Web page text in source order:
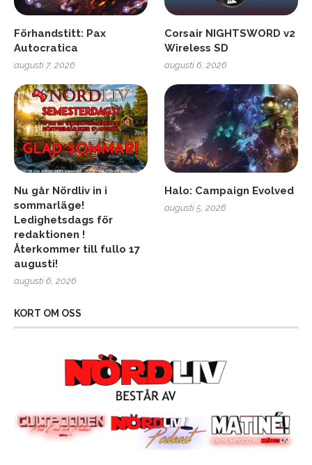
Förhandstitt: Pax
Autocratica
augusti 7, 2026
Corsair NIGHTSWORD v2
Wireless SD
augusti 6, 2026
Nu går Nördliv in i
sommarläge!
Ledighetsdags för
redaktionen !
Återkommer till fullo 17
augusti!
augusti 6, 2026
Halo: Campaign Evolved
augusti 5, 2026
KORT OM OSS